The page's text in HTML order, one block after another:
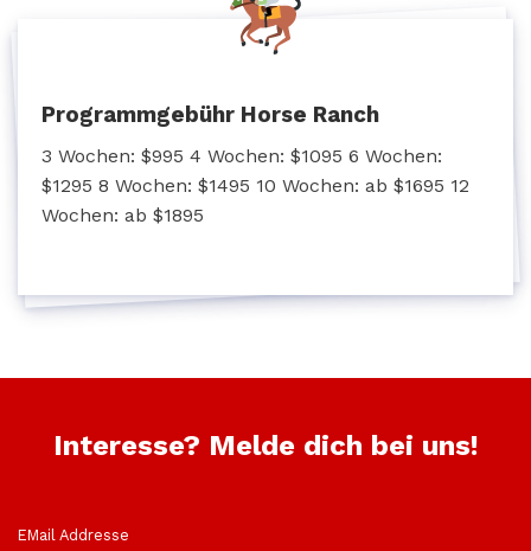
Programmgebühr Horse Ranch
3 Wochen: $995 4 Wochen: $1095 6 Wochen:
$1295 8 Wochen: $1495 10 Wochen: ab $1695 12
Wochen: ab $1895
Interesse? Melde dich bei uns!
EMail Addresse